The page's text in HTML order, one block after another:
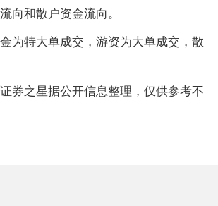
向和散户资金流向。
为特大单成交，游资为大单成交，散
券之星据公开信息整理，仅供参考不